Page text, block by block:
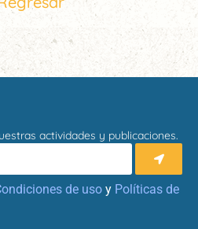
actividades y publicaciones.
de uso y Políticas de